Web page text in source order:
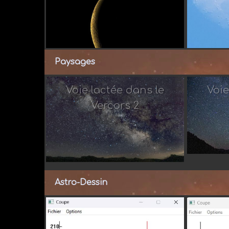
Paysages
Voie lactée dans le
Vercors 2
Par
Astro-Dessin